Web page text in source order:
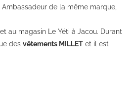
Ambassadeur de la même marque,
au magasin Le Yéti à Jacou. Durant
des vêtements MILLET et il est